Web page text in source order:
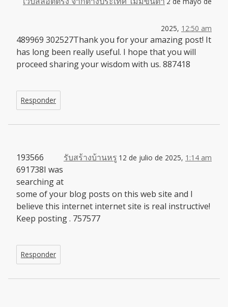
2025, 12:50 am
489969 302527Thank you for your amazing post! It
has long been really useful. I hope that you will
proceed sharing your wisdom with us. 887418
Responder
รับสร้างบ้านหรู 12 de julio de 2025, 1:14 am
193566
691738I was
searching at
some of your blog posts on this web site and I
believe this internet internet site is real instructive!
Keep posting . 757577
Responder